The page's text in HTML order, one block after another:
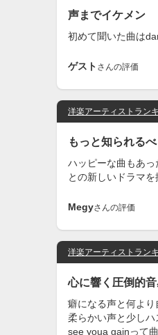
声までイケメン
初めて聞いた曲は
ゲスト さんの評価
洋楽アーティストラン
もっと知られる
ハッピーな曲もあ
との新しいドラマ
Megyさんの評価
洋楽アーティストラン
心に響く圧倒的
癖になる声と何よ
柔らかい声と少し
see youa gainって